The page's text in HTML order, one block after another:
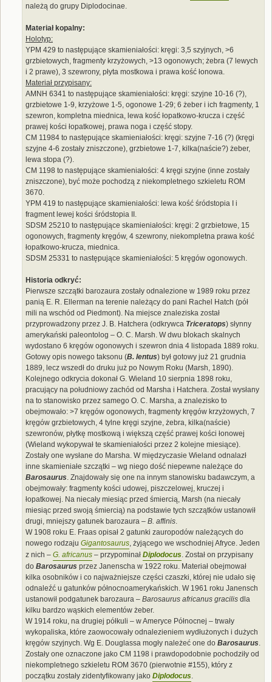
należą do grupy Diplodocinae.
Materiał kopalny:
Holotyp:
YPM 429 to następujące skamieniałości: kręgi: 3,5 szyjnych, >6
grzbietowych, fragmenty krzyżowych, >13 ogonowych; żebra (7 lewych
i 2 prawe), 3 szewrony, płyta mostkowa i prawa kość łonowa.
Materiał przypisany:
AMNH 6341 to następujące skamieniałości: kręgi: szyjne 10-16 (?),
grzbietowe 1-9, krzyżowe 1-5, ogonowe 1-29; 6 żeber i ich fragmenty, 1
szewron, kompletna miednica, lewa kość łopatkowo-krucza i część
prawej kości łopatkowej, prawa noga i część stopy.
CM 11984 to następujące skamieniałości: kręgi: szyjne 7-16 (?) (kręgi
szyjne 4-6 zostały zniszczone), grzbietowe 1-7, kilka(naście?) żeber,
lewa stopa (?).
CM 1198 to następujące skamieniałości: 4 kręgi szyjne (inne zostały
zniszczone), być może pochodzą z niekompletnego szkieletu ROM
3670.
YPM 419 to następujące skamieniałości: lewa kość śródstopia I i
fragment lewej kości śródstopia II.
SDSM 25210 to następujące skamieniałości: kręgi: 2 grzbietowe, 15
ogonowych, fragmenty kręgów, 4 szewrony, niekompletna prawa kość
łopatkowo-krucza, miednica.
SDSM 25331 to następujące skamieniałości: 5 kręgów ogonowych.
Historia odkryć:
Pierwsze szczątki barozaura zostały odnalezione w 1989 roku przez
panią E. R. Ellerman na terenie należący do pani Rachel Hatch (pół
mili na wschód od Piedmont). Na miejsce znaleziska został
przyprowadzony przez J. B. Hatchera (odkrywca Triceratops) słynny
amerykański paleontolog – O. C. Marsh. W dwu blokach skalnych
wydostano 6 kręgów ogonowych i szewron dnia 4 listopada 1889 roku.
Gotowy opis nowego taksonu (B. lentus) był gotowy już 21 grudnia
1889, lecz wszedł do druku już po Nowym Roku (Marsh, 1890).
Kolejnego odkrycia dokonał G. Wieland 10 sierpnia 1898 roku,
pracujący na południowy zachód od Marsha i Hatchera. Został wysłany
na to stanowisko przez samego O. C. Marsha, a znalezisko to
obejmowało: >7 kręgów ogonowych, fragmenty kręgów krzyżowych, 7
kręgów grzbietowych, 4 tylne kręgi szyjne, żebra, kilka(naście)
szewronów, płytkę mostkową i większą część prawej kości łonowej
(Wieland wykopywał te skamieniałości przez 2 kolejne miesiące).
Zostały one wysłane do Marsha. W międzyczasie Wieland odnalazł
inne skamieniałe szczątki – wg niego dość niepewne należące do
Barosaurus. Znajdowały się one na innym stanowisku badawczym, a
obejmowały: fragmenty kości udowej, piszczelowej, kruczej i
łopatkowej. Na niecały miesiąc przed śmiercią, Marsh (na niecały
miesiąc przed swoją śmiercią) na podstawie tych szczątków ustanowił
drugi, mniejszy gatunek barozaura – B. affinis.
W 1908 roku E. Fraas opisał 2 gatunki zauropodów należących do
nowego rodzaju Gigantosaurus, żyjącego we wschodniej Afryce. Jeden
z nich – G. africanus – przypominał Diplodocus. Został on przypisany
do Barosaurus przez Janenscha w 1922 roku. Materiał obejmował
kilka osobników i co najważniejsze części czaszki, której nie udało się
odnaleźć u gatunków północnoamerykańskich. W 1961 roku Janensch
ustanowił podgatunek barozaura – Barosaurus africanus gracilis dla
kilku bardzo wąskich elementów żeber.
W 1914 roku, na drugiej półkuli – w Ameryce Północnej – trwały
wykopaliska, które zaowocowały odnalezieniem wydłużonych i dużych
kręgów szyjnych. Wg E. Douglassa mogły należeć one do Barosaurus.
Zostały one oznaczone jako CM 1198 i prawdopodobnie pochodziły od
niekompletnego szkieletu ROM 3670 (pierwotnie #155), który z
początku zostały zidentyfikowany jako Diplodocus.